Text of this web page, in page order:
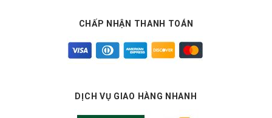
CHẤP NHẬN THANH TOÁN
DỊCH VỤ GIAO HÀNG NHANH